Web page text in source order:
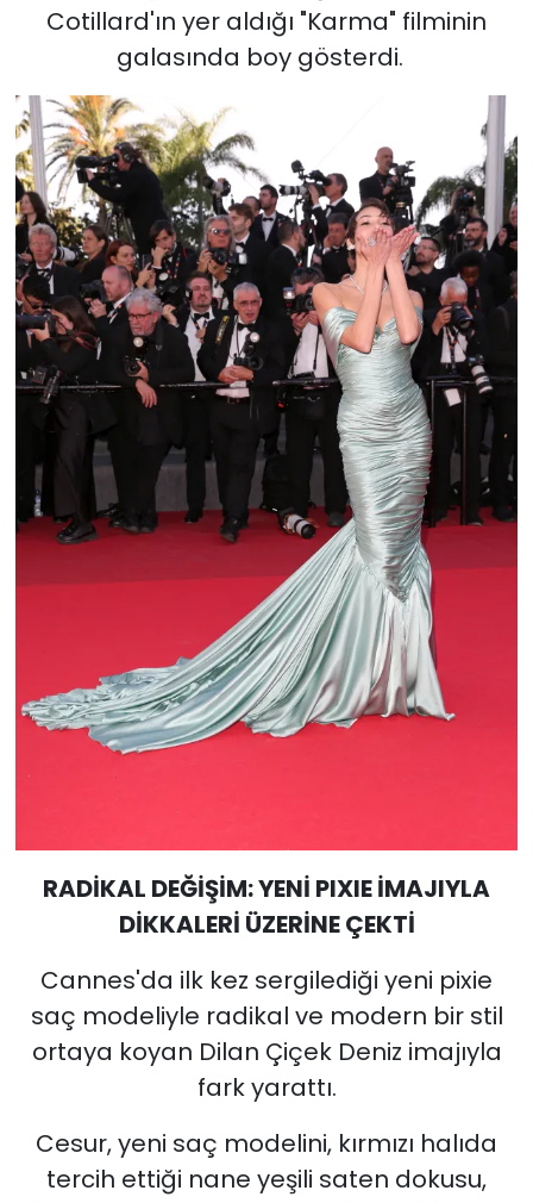
Cotillard'ın yer aldığı "Karma" filminin
galasında boy gösterdi.
RADİKAL DEĞİŞİM: YENİ PIXIE İMAJIYLA
DİKKALERİ ÜZERİNE ÇEKTİ
Cannes'da ilk kez sergilediği yeni pixie
saç modeliyle radikal ve modern bir stil
ortaya koyan Dilan Çiçek Deniz imajıyla
fark yarattı.
Cesur, yeni saç modelini, kırmızı halıda
tercih ettiği nane yeşili saten dokusu,